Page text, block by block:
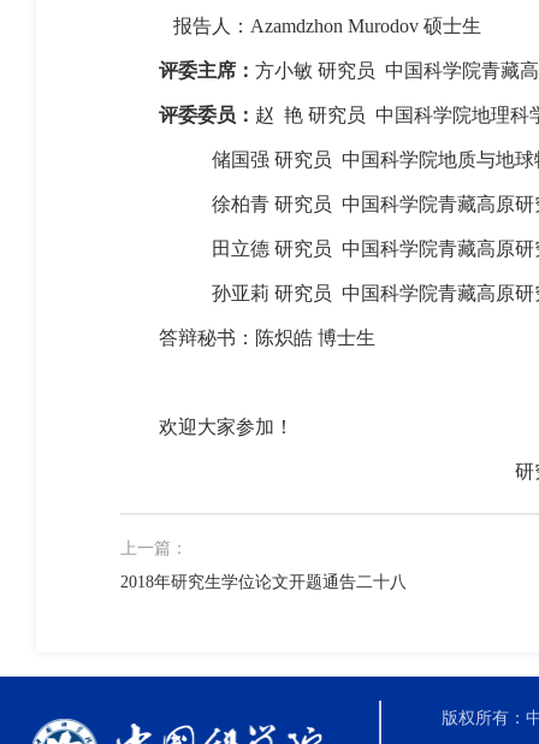
报告人： Azamdzhon Murodov 硕士生
评委主席： 方小敏 研究员 中国科学院青藏
评委委员： 赵 艳 研究员 中国科学院地理科
储国强 研究员 中国科学院地质与地
徐柏青 研究员 中国科学院青藏高原研
田立德 研究员 中国科学院青藏高原研
孙亚莉 研究员 中国科学院青藏高原研
答辩秘书：陈炽皓 博士生
欢迎大家参加！
研
上一篇：
2018年研究生学位论文开题通告二十八
版权所有：